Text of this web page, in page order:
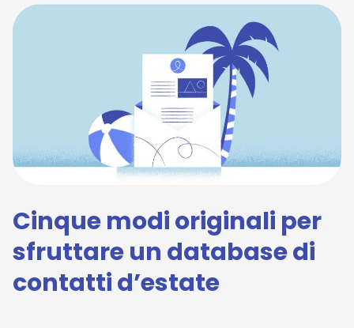
Cinque modi originali per
sfruttare un database di
contatti d’estate